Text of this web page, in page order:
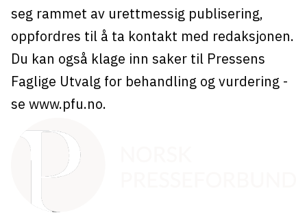
seg rammet av urettmessig publisering,
oppfordres til å ta kontakt med redaksjonen.
Du kan også klage inn saker til Pressens
Faglige Utvalg for behandling og vurdering -
se www.pfu.no.